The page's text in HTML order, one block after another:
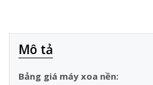
Mô tả
Bảng giá máy xoa nền: